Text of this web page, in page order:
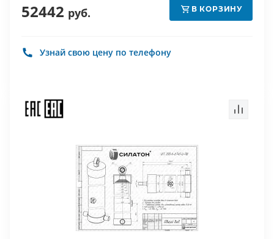
52442 руб. В КОРЗИНУ
Узнай свою цену по телефону